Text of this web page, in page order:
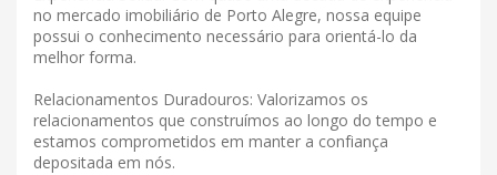
no mercado imobiliário de Porto Alegre, nossa equipe
possui o conhecimento necessário para orientá-lo da
melhor forma.
Relacionamentos Duradouros: Valorizamos os
relacionamentos que construímos ao longo do tempo e
estamos comprometidos em manter a confiança
depositada em nós.